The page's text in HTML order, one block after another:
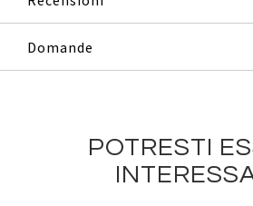
Domande
POTRESTI